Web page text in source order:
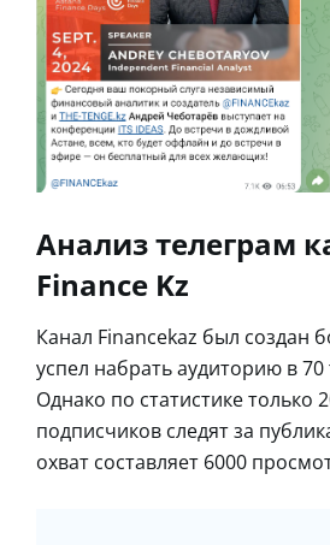
Анализ телеграм
Finance Kz
Канал Financekaz был создан
успел набрать аудиторию в 70
Однако по статистике только
подписчиков следят за
охват составляет 6000